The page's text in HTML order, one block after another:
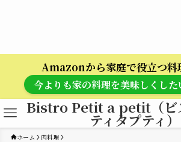
Amazonから家庭で役立つ料
今よりも家の料理を美味しくした
Bistro Petit a petit（
ティタプティ）
ホーム 肉料理